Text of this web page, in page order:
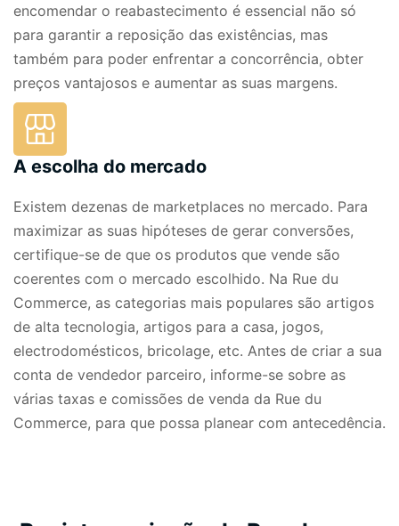
encomendar o reabastecimento é essencial não só
para garantir a reposição das existências, mas
também para poder enfrentar a concorrência, obter
preços vantajosos e aumentar as suas margens.
A escolha do mercado
Existem dezenas de marketplaces no mercado. Para
maximizar as suas hipóteses de gerar conversões,
certifique-se de que os produtos que vende são
coerentes com o mercado escolhido. Na Rue du
Commerce, as categorias mais populares são artigos
de alta tecnologia, artigos para a casa, jogos,
electrodomésticos, bricolage, etc. Antes de criar a sua
conta de vendedor parceiro, informe-se sobre as
várias taxas e comissões de venda da Rue du
Commerce, para que possa planear com antecedência.